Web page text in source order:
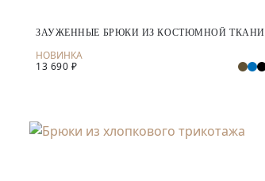
ЗАУЖЕННЫЕ БРЮКИ ИЗ КОСТЮМНОЙ ТКАНИ
13 690 ₽